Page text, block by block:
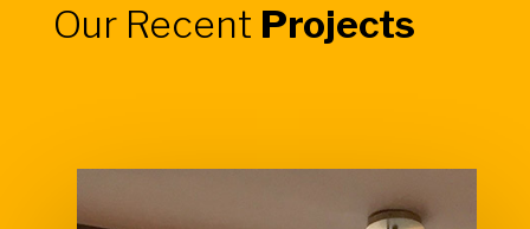
Our Recent Projects